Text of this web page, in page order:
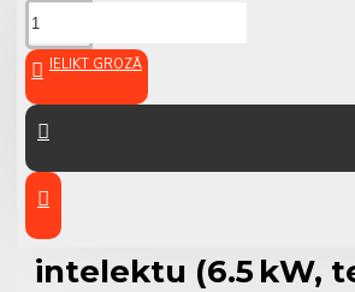
IELIKT GROZĀ
Viessmann
Dynamic – Gaisa
kondicionieris ar
intelektu (6.5 kW,